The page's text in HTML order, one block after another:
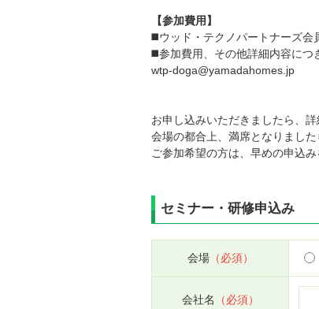
【参加費用】
◼️ウッド・テクノパートナーズ会
◼️参加費用、その他詳細内容につ
wtp-doga@yamadahomes.jp
お申し込みいただきましたら、
会場の都合上、満席となりまし
ご参加希望の方は、早めの申込み
セミナー・研修申込み
会場（必須）
会社名 （必須）